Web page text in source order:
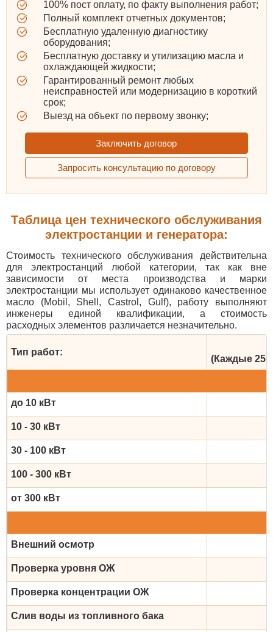
100% пост оплату, по факту выполнения работ;
Полный комплект отчетных документов;
Бесплатную удаленную диагностику
оборудования;
Бесплатную доставку и утилизацию масла и
охлаждающей жидкости;
Гарантированный ремонт любых
неисправностей или модернизацию в короткий
срок;
Выезд на объект по первому звонку;
Заключить договор
Запросить консультацию по договору
Таблица цен технического обслуживания
электростанции и генератора:
Стоимость технического обслуживания действительна
для электростанций любой категории, так как вне
зависимости от места производства и марки
электростанции мы использует одинаково качественное
масло (Mobil, Shell, Castrol, Gulf), работу выполняют
инженеры единой квалификации, а стоимость
расходных элементов различается незначительно.
Тип работ:
(Каждые 250
до 10 кВт
10 - 30 кВт
30 - 100 кВт
100 - 300 кВт
от 300 кВт
Внешний осмотр
Проверка уровня ОЖ
Проверка концентрации ОЖ
Слив воды из топливного бака